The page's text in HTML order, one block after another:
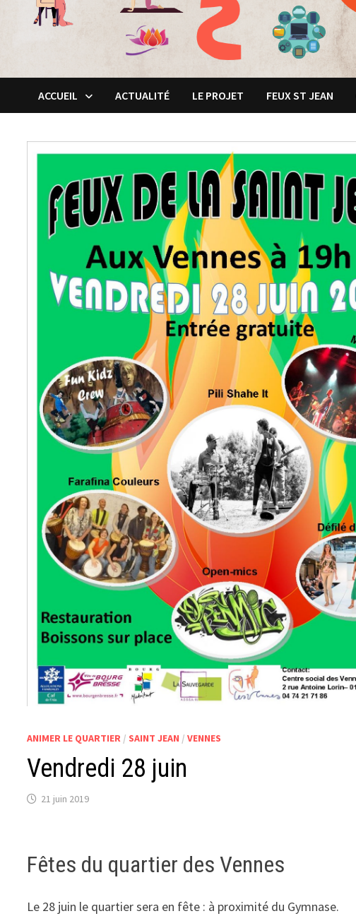
ACCUEIL ACTUALITÉ LE PROJET FEUX ST JEAN
ANIMER LE QUARTIER / SAINT JEAN /VENNES
Vendredi 28 juin
21 juin 2019
Fêtes du quartier des Vennes
Le 28 juin le quartier sera en fête : à proximité du Gymnase.